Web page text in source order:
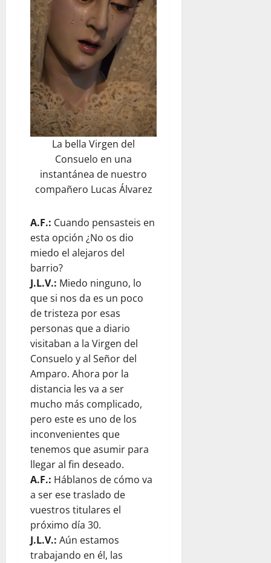
La bella Virgen del
Consuelo en una
instantánea de nuestro
compañero Lucas Álvarez
A.F.: Cuando pensasteis en
esta opción ¿No os dio
miedo el alejaros del
barrio?
J.L.V.: Miedo ninguno, lo
que si nos da es un poco
de tristeza por esas
personas que a diario
visitaban a la Virgen del
Consuelo y al Señor del
Amparo. Ahora por la
distancia les va a ser
mucho más complicado,
pero este es uno de los
inconvenientes que
tenemos que asumir para
llegar al fin deseado.
A.F.: Háblanos de cómo va
a ser ese traslado de
vuestros titulares el
próximo día 30.
J.L.V.: Aún estamos
trabajando en él, las